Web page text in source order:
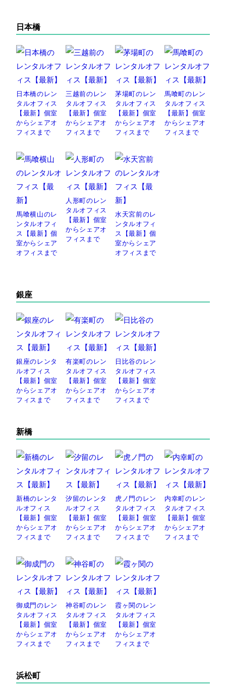
日本橋
日本橋のレン
タルオフィス
【最新】個室
からシェアオ
フィスまで
三越前のレン
タルオフィス
【最新】個室
からシェアオ
フィスまで
茅場町のレン
タルオフィス
【最新】個室
からシェアオ
フィスまで
馬喰町のレン
タルオフィス
【最新】個室
からシェアオ
フィスまで
馬喰横山のレ
ンタルオフィ
ス【最新】個
室からシェア
オフィスまで
人形町のレン
タルオフィス
【最新】個室
からシェアオ
フィスまで
水天宮前のレ
ンタルオフィ
ス【最新】個
室からシェア
オフィスまで
銀座
銀座のレンタ
ルオフィス
【最新】個室
からシェアオ
フィスまで
有楽町のレン
タルオフィス
【最新】個室
からシェアオ
フィスまで
日比谷のレン
タルオフィス
【最新】個室
からシェアオ
フィスまで
新橋
新橋のレンタ
ルオフィス
【最新】個室
からシェアオ
フィスまで
汐留のレンタ
ルオフィス
【最新】個室
からシェアオ
フィスまで
虎ノ門のレン
タルオフィス
【最新】個室
からシェアオ
フィスまで
内幸町のレン
タルオフィス
【最新】個室
からシェアオ
フィスまで
御成門のレン
タルオフィス
【最新】個室
からシェアオ
フィスまで
神谷町のレン
タルオフィス
【最新】個室
からシェアオ
フィスまで
霞ヶ関のレン
タルオフィス
【最新】個室
からシェアオ
フィスまで
浜松町